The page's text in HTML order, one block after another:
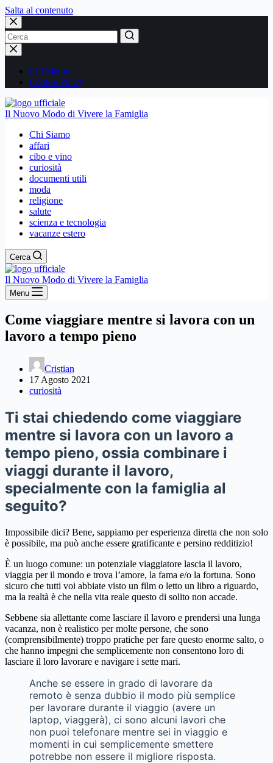
Salta al contenuto
Nessun
risultato
Chi Siamo
Cookie Policy
Il Nuovo Modo di Vivere la Famiglia
Chi Siamo
affari
cibo e vino
curiosità
documenti utili
moda
religione
salute
scienza e tecnologia
vacanze estero
Cerca
Il Nuovo Modo di Vivere la Famiglia
Menu
Come viaggiare mentre si lavora con un
lavoro a tempo pieno
Cristian
17 Agosto 2021
curiosità
Ti stai chiedendo come viaggiare
mentre si lavora con un lavoro a
tempo pieno, ossia combinare i
viaggi durante il lavoro,
specialmente con la famiglia al
seguito?
Impossibile dici? Bene, sappiamo per esperienza diretta che non solo
è possibile, ma può anche essere gratificante e persino redditizio!
È un luogo comune: un potenziale viaggiatore lascia il lavoro,
viaggia per il mondo e trova l’amore, la fama e/o la fortuna. Sono
sicuro che tutti voi abbiate visto un film o letto un libro a riguardo,
ma la realtà è che nella vita reale questo di solito non accade.
Sebbene sia allettante come lasciare il lavoro e prendersi una lunga
vacanza, non è realistico per molte persone, che sono
(comprensibilmente) troppo pratiche per fare questo enorme salto, o
che hanno impegni che semplicemente non consentono loro di
lasciare il loro lavorare e navigare i sette mari.
Anche se essere in grado di lavorare da
remoto è senza dubbio il modo più semplice
per lavorare durante il viaggio (avere un
laptop, viaggerà), ci sono alcuni lavori che
non puoi telefonare mentre sei in viaggio e
momenti in cui semplicemente smettere
potrebbe non essere il migliore risposta.